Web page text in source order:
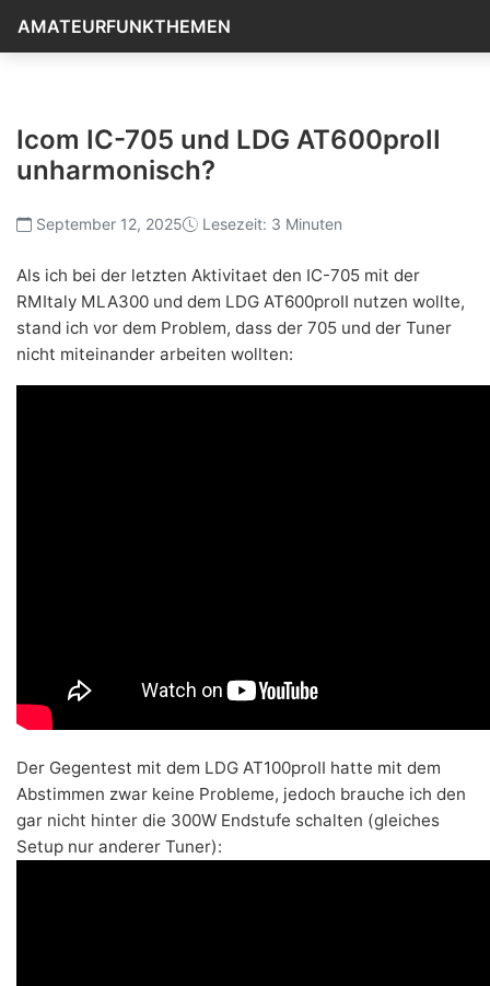
AMATEURFUNKTHEMEN
Icom IC-705 und LDG AT600proII
unharmonisch?
September 12, 2025 Lesezeit: 3 Minuten
Als ich bei der letzten Aktivitaet den IC-705 mit der
RMItaly MLA300 und dem LDG AT600proII nutzen wollte,
stand ich vor dem Problem, dass der 705 und der Tuner
nicht miteinander arbeiten wollten:
Der Gegentest mit dem LDG AT100proII hatte mit dem
Abstimmen zwar keine Probleme, jedoch brauche ich den
gar nicht hinter die 300W Endstufe schalten (gleiches
Setup nur anderer Tuner):